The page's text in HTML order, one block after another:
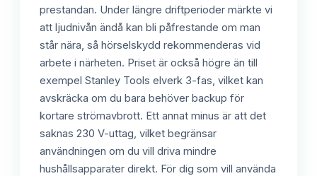
prestandan. Under längre driftperioder märkte vi
att ljudnivån ändå kan bli påfrestande om man
står nära, så hörselskydd rekommenderas vid
arbete i närheten. Priset är också högre än till
exempel Stanley Tools elverk 3-fas, vilket kan
avskräcka om du bara behöver backup för
kortare strömavbrott. Ett annat minus är att det
saknas 230 V-uttag, vilket begränsar
användningen om du vill driva mindre
hushållsapparater direkt. För dig som vill använda